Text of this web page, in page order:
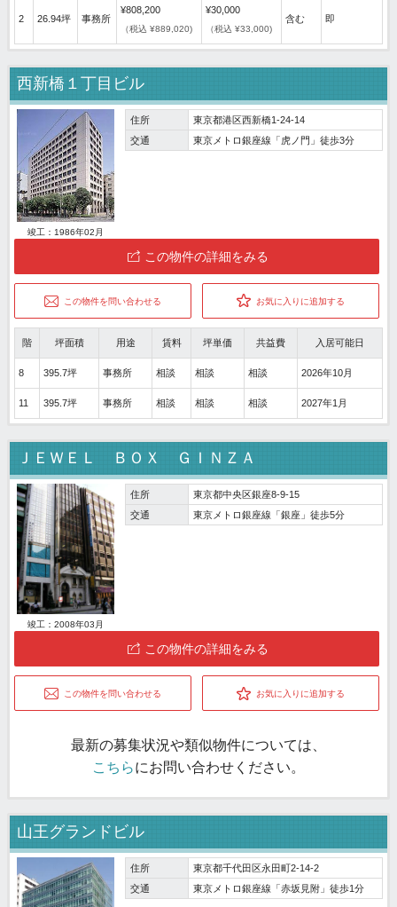
2 26.94坪 事務所
¥808,200
（税込 ¥889,020)
¥30,000
（税込 ¥33,000)
含む 即
西新橋１丁目ビル
竣工：1986年02月
住所
東京都港区西新橋1-24-14
交通
東京メトロ銀座線「虎ノ門」徒歩3分
この物件の詳細をみる
この物件を問い合わせる お気に入りに追加する
階 坪面積 用途 賃料 坪単価 共益費 入居可能日
8 395.7坪 事務所 相談 相談 相談 2026年10月
11 395.7坪 事務所 相談 相談 相談 2027年1月
ＪＥＷＥＬ ＢＯＸ ＧＩＮＺＡ
竣工：2008年03月
住所
東京都中央区銀座8-9-15
交通
東京メトロ銀座線「銀座」徒歩5分
この物件の詳細をみる
この物件を問い合わせる お気に入りに追加する
最新の募集状況や類似物件については、
こちらにお問い合わせください。
山王グランドビル
住所
東京都千代田区永田町2-14-2
交通
東京メトロ銀座線「赤坂見附」徒歩1分